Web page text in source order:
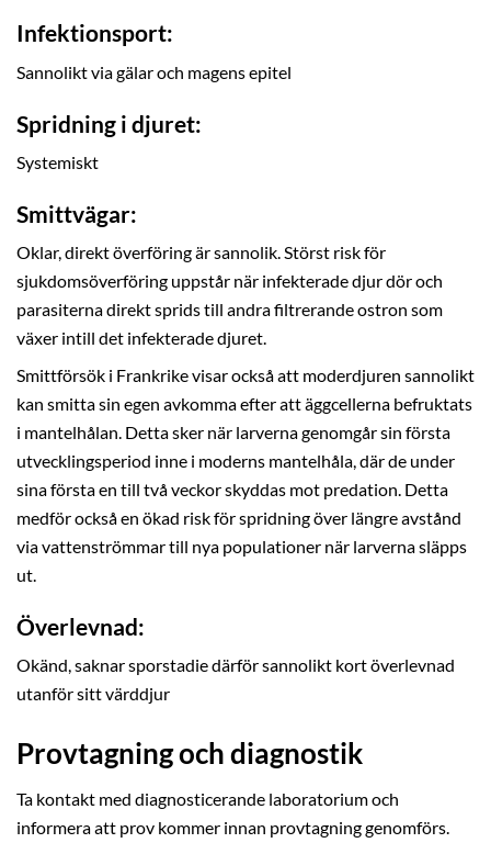
Infektionsport:
Sannolikt via gälar och magens epitel
Spridning i djuret:
Systemiskt
Smittvägar:
Oklar, direkt överföring är sannolik. Störst risk för
sjukdomsöverföring uppstår när infekterade djur dör och
parasiterna direkt sprids till andra filtrerande ostron som
växer intill det infekterade djuret.
Smittförsök i Frankrike visar också att moderdjuren sannolikt
kan smitta sin egen avkomma efter att äggcellerna befruktats
i mantelhålan. Detta sker när larverna genomgår sin första
utvecklingsperiod inne i moderns mantelhåla, där de under
sina första en till två veckor skyddas mot predation. Detta
medför också en ökad risk för spridning över längre avstånd
via vattenströmmar till nya populationer när larverna släpps
ut.
Överlevnad:
Okänd, saknar sporstadie därför sannolikt kort överlevnad
utanför sitt värddjur
Provtagning och diagnostik
Ta kontakt med diagnosticerande laboratorium och
informera att prov kommer innan provtagning genomförs.